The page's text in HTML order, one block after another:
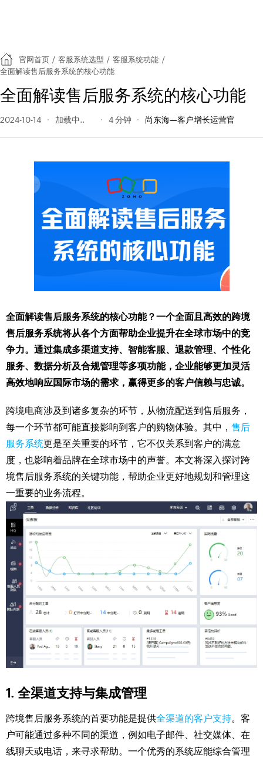
官网首页 / 客服系统选型 / 客服系统功能 /
全面解读售后服务系统的核心功能
全面解读售后服务系统的核心功能
2024-10-14 185 阅读量 4 分钟 尚东海—客户增长运营官
全面解读售后服务系统的核心功能？一个全面且高效的跨境
售后服务系统将从各个方面帮助企业提升在全球市场中的竞
争力。通过集成多渠道支持、智能客服、退款管理、个性化
服务、数据分析及合规管理等多项功能，企业能够更加灵活
高效地响应国际市场的需求，赢得更多的客户信赖与忠诚。
跨境电商涉及到诸多复杂的环节，从物流配送到售后服务，
每一个环节都可能直接影响到客户的购物体验。其中， 售后
服务系统更是至关重要的环节，它不仅关系到客户的满意
度，也影响着品牌在全球市场中的声誉。本文将深入探讨跨
境售后服务系统的关键功能，帮助企业更好地规划和管理这
一重要的业务流程。
1. 全渠道支持与集成管理
跨境售后服务系统的首要功能是提供全渠道的客户支持。客
户可能通过多种不同的渠道，例如电子邮件、社交媒体、在
线聊天或电话，来寻求帮助。一个优秀的系统应能综合管理